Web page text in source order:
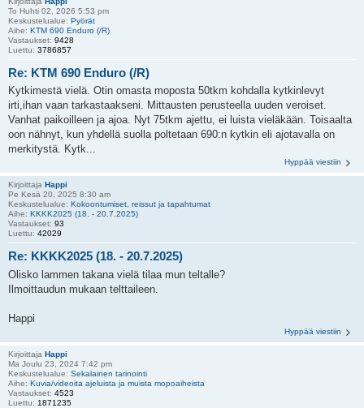
To Huhti 02, 2026 5:53 pm
Keskustelualue: Pyörät
Aihe: KTM 690 Enduro (/R)
Vastaukset: 9428
Luettu: 3786857
Re: KTM 690 Enduro (/R)
Kytkimestä vielä. Otin omasta moposta 50tkm kohdalla kytkinlevyt
irti,ihan vaan tarkastaakseni. Mittausten perusteella uuden veroiset.
Vanhat paikoilleen ja ajoa. Nyt 75tkm ajettu, ei luista vieläkään. Toisaalta
oon nähnyt, kun yhdellä suolla poltetaan 690:n kytkin eli ajotavalla on
merkitystä. Kytk...
Hyppää viestiin
Kirjoittaja Happi
Pe Kesä 20, 2025 8:30 am
Keskustelualue: Kokoontumiset, reissut ja tapahtumat
Aihe: KKKK2025 (18. - 20.7.2025)
Vastaukset: 93
Luettu: 42029
Re: KKKK2025 (18. - 20.7.2025)
Olisko lammen takana vielä tilaa mun teltalle?
Ilmoittaudun mukaan telttaileen.
Happi
Hyppää viestiin
Kirjoittaja Happi
Ma Joulu 23, 2024 7:42 pm
Keskustelualue: Sekalainen tarinointi
Aihe: Kuvia/videoita ajeluista ja muista mopoaiheista
Vastaukset: 4523
Luettu: 1871235